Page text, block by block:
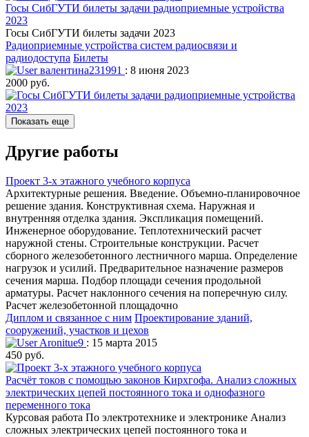
Госы СибГУТИ билеты задачи радиоприемные устройства
2023
Госы СибГУТИ билеты задачи 2023
Радиоприемные устройства систем радиосвязи и
радиодоступа Билеты
валентина231991 : 8 июня 2023
2000 руб.
Показать еще
Другие работы
Проект 3-х этажного учебного корпуса
Архитектурные решения. Введение. Объемно-планировочное
решение здания. Конструктивная схема. Наружная и
внутренняя отделка здания. Экспликация помещений.
Инженерное оборудование. Теплотехнический расчет
наружной стены. Строительные конструкции. Расчет
сборного железобетонного лестничного марша. Определение
нагрузок и усилий. Предварительное назначение размеров
сечения марша. Подбор площади сечения продольной
арматуры. Расчет наклонного сечения на поперечную силу.
Расчет железобетонной площадочно
Диплом и связанное с ним Проектирование зданий,
сооружений, участков и цехов
Aronitue9 : 15 марта 2015
450 руб.
Расчёт токов с помощью законов Кирхгофа. Анализ сложных
электрических цепей постоянного тока и однофазного
переменного тока
Курсовая работа По электротехнике и электронике Анализ
сложных электрических цепей постоянного тока и